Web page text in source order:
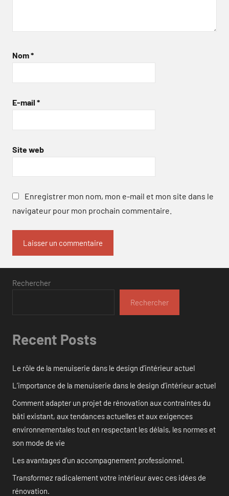
Nom*
E-mail *
Site web
Enregistrer mon nom, mon e-mail et mon site dans le
navigateur pour mon prochain commentaire.
Rechercher
Rechercher
Recent Posts
Le rôle de la menuiserie dans le design d’intérieur actuel
L’importance de la menuiserie dans le design d’intérieur actuel
Comment adapter un projet de rénovation aux contraintes du
bâti existant, aux tendances actuelles et aux exigences
environnementales tout en respectant les délais, les normes et
son mode de vie
Les avantages d’un accompagnement professionnel.
Transformez radicalement votre intérieur avec ces idées de
rénovation.